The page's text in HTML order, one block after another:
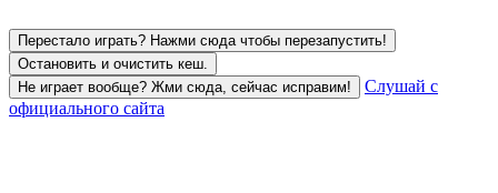
Перестало играть? Нажми сюда чтобы перезапустить!
Остановить и очистить кеш.
Не играет вообще? Жми сюда, сейчас исправим!
Слушай с
официального сайта